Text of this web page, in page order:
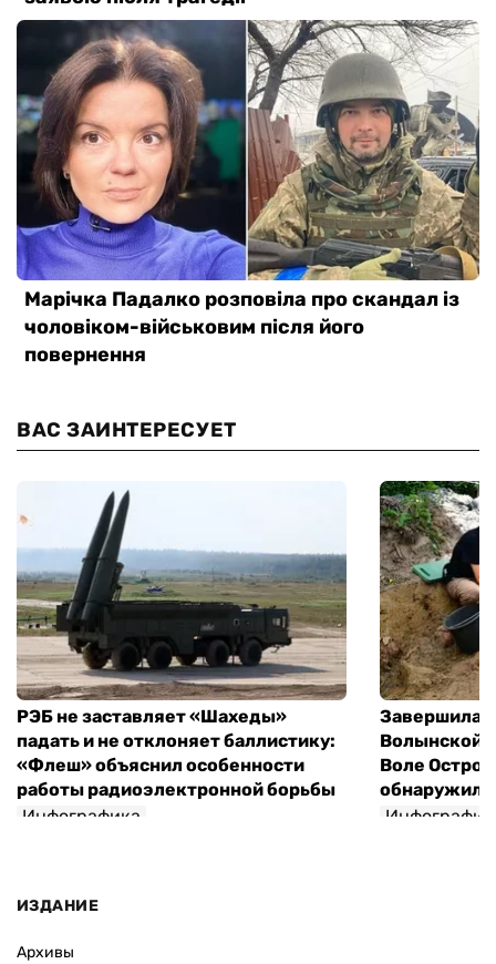
ВАС ЗАИНТЕРЕСУЕТ
РЭБ не заставляет «Шахеды»
падать и не отклоняет баллистику:
«Флеш» объяснил особенности
работы радиоэлектронной борьбы
Инфографика
Волынской
Воле
обнаружили
ИЗДАНИЕ
Архивы